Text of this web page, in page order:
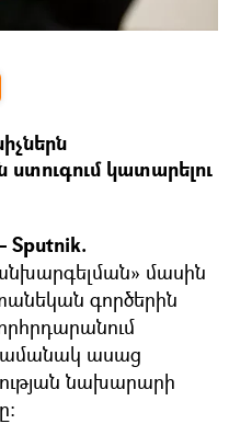
կատարելու
մասին
գործերին
ասաց
նախարարի